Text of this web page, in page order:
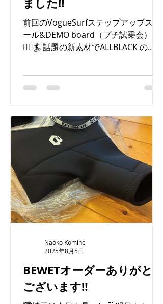
前回のVogueSurfステップアップスク
ール&DEMO board（プチ試乗会）🏄‍♂️
🏄‍♀️🏄 話題の新素材でALLBLACK の
していて、1本目からスピードに乗っ
BEWETオーダーありがとう
ございます‼︎
Naoko Komine
2025年8月5日